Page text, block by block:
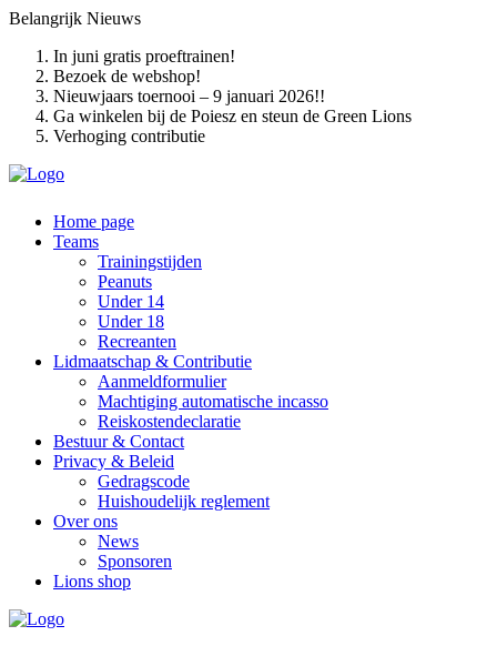
Belangrijk Nieuws
In juni gratis proeftrainen!
Bezoek de webshop!
Nieuwjaars toernooi – 9 januari 2026!!
Ga winkelen bij de Poiesz en steun de Green Lions
Verhoging contributie
Home page
Teams
Trainingstijden
Peanuts
Under 14
Under 18
Recreanten
Lidmaatschap & Contributie
Aanmeldformulier
Machtiging automatische incasso
Reiskostendeclaratie
Bestuur & Contact
Privacy & Beleid
Gedragscode
Huishoudelijk reglement
Over ons
News
Sponsoren
Lions shop